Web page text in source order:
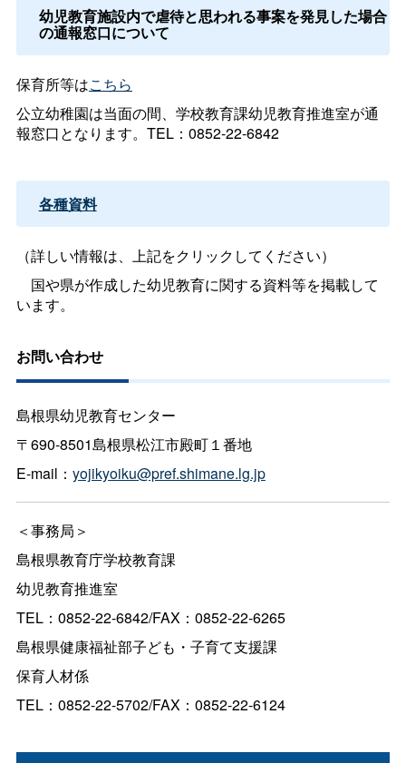
幼児教育施設内で虐待と思われる事案を発見した場合
の通報窓口について
保育所等はこちら
公立幼稚園は当面の間、学校教育課幼児教育推進室が通
報窓口となります。TEL：0852-22-6842
各種資料
（詳しい情報は、上記をクリックしてください）
国や県が作成した幼児教育に関する資料等を掲載して
います。
お問い合わせ
島根県幼児教育センター
〒690-8501島根県松江市殿町１番地
E-mail： yojikyoiku@pref.shimane.lg.jp
＜事務局＞
島根県教育庁学校教育課
幼児教育推進室
TEL：0852-22-6842/FAX：0852-22-6265
島根県健康福祉部子ども・子育て支援課
保育人材係
TEL：0852-22-5702/FAX：0852-22-6124